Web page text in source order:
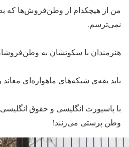
من از هیچکدام از وطن‌فروش‌ها که
نمی‌ترسم.
هنرمندان با سکوتشان به
باید یقه‌ی شبکه‌های ماهواره‌ای
با پاسپورت انگلیسی و حقوق
وطن پرستی می‌زنند!